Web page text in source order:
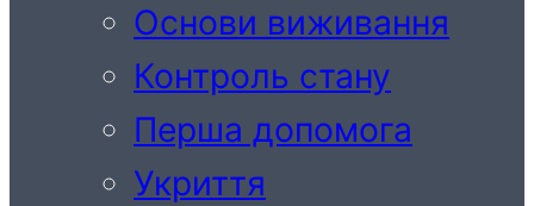
Основи виживання
Контроль стану
Перша допомога
Укриття